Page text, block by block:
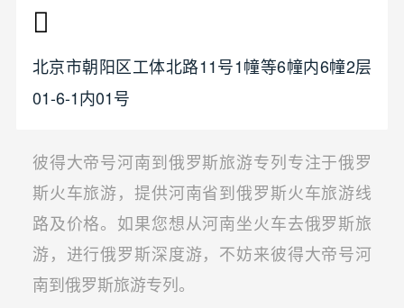
北京市朝阳区工体北路11号1幢等6幢内6幢2层
01-6-1内01号
彼得大帝号河南到俄罗斯旅游专列专注于俄罗
斯火车旅游，提供河南省到俄罗斯火车旅游线
路及价格。如果您想从河南坐火车去俄罗斯旅
游，进行俄罗斯深度游，不妨来彼得大帝号河
南到俄罗斯旅游专列。